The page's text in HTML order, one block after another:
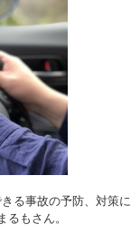
る事故の予防、対策
もさん。